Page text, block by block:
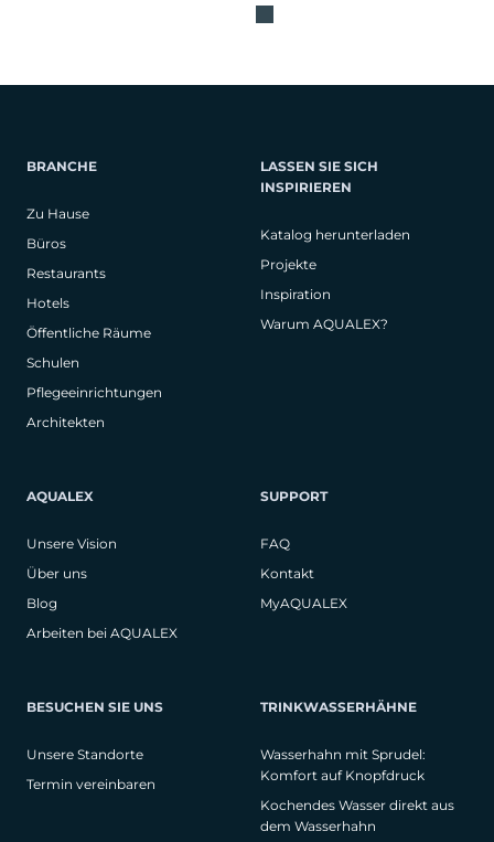
BRANCHE
Zu Hause
Büros
Restaurants
Hotels
Öffentliche Räume
Schulen
Pflegeeinrichtungen
Architekten
LASSEN SIE SICH
INSPIRIEREN
Katalog herunterladen
Projekte
Inspiration
Warum AQUALEX?
AQUALEX
Unsere Vision
Über uns
Blog
Arbeiten bei AQUALEX
SUPPORT
FAQ
Kontakt
MyAQUALEX
BESUCHEN SIE UNS
Unsere Standorte
Termin vereinbaren
TRINKWASSERHÄHNE
Wasserhahn mit Sprudel:
Komfort auf Knopfdruck
Kochendes Wasser direkt aus
dem Wasserhahn